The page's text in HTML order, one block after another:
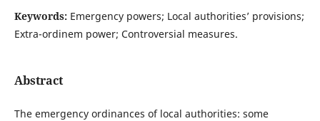
Keywords: Emergency powers; Local authorities’ provisions;
Extra-ordinem power; Controversial measures.
Abstract
The emergency ordinances of local authorities: some